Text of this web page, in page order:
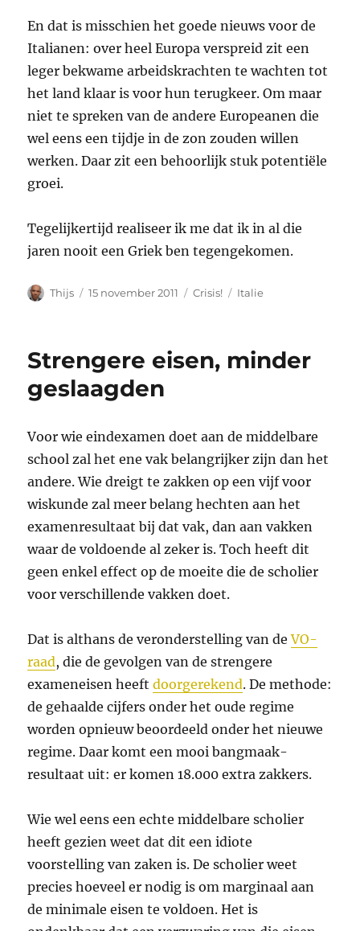
En dat is misschien het goede nieuws voor de
Italianen: over heel Europa verspreid zit een
leger bekwame arbeidskrachten te wachten tot
het land klaar is voor hun terugkeer. Om maar
niet te spreken van de andere Europeanen die
wel eens een tijdje in de zon zouden willen
werken. Daar zit een behoorlijk stuk potentiële
groei.
Tegelijkertijd realiseer ik me dat ik in al die
jaren nooit een Griek ben tegengekomen.
Auteur
Thijs
Geplaatst
15 november 2011 Categorieën
Crisis! Tags
Italie
Strengere eisen, minder
geslaagden
Voor wie eindexamen doet aan de middelbare
school zal het ene vak belangrijker zijn dan het
andere. Wie dreigt te zakken op een vijf voor
wiskunde zal meer belang hechten aan het
examenresultaat bij dat vak, dan aan vakken
waar de voldoende al zeker is. Toch heeft dit
geen enkel effect op de moeite die de scholier
voor verschillende vakken doet.
Dat is althans de veronderstelling van deVO-
raad, die de gevolgen van de strengere
exameneisen heeftdoorgerekend. De methode:
de gehaalde cijfers onder het oude regime
worden opnieuw beoordeeld onder het nieuwe
regime. Daar komt een mooi bangmaak-
resultaat uit: er komen 18.000 extra zakkers.
Wie wel eens een echte middelbare scholier
heeft gezien weet dat dit een idiote
voorstelling van zaken is. De scholier weet
precies hoeveel er nodig is om marginaal aan
de minimale eisen te voldoen. Het is